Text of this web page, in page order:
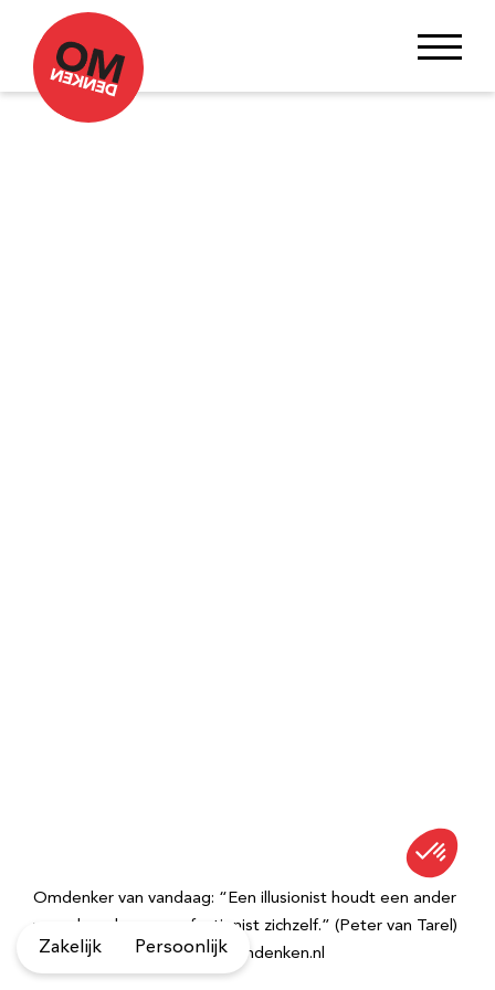
Omdenker van vandaag: “Een illusionist houdt een ander
voor de gek, een perfectionist zichzelf.” (Peter van Tarel)
– Meer quotes vind je op Omdenken.nl
Zakelijk Persoonlijk